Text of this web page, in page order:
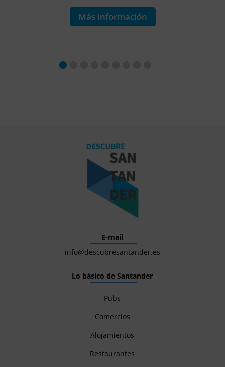
Más información
E-mail
info@descubresantander.es
Lo básico de Santander
Pubs
Comercios
Alojamientos
Restaurantes